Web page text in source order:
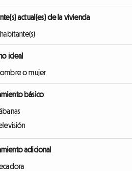
actual(es) de la vivienda
habitante(s)
ideal
o mujer
básico
adicional